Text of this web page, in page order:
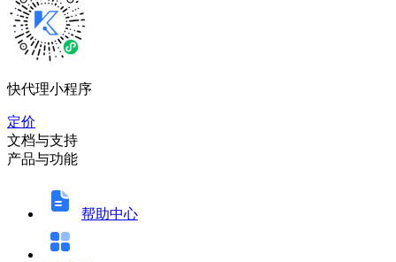
快代理小程序
定价
文档与支持
产品与功能
帮助中心